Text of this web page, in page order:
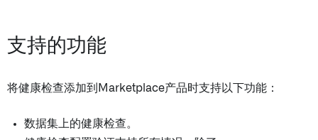
支持的功能
将健康检查添加到Marketplace产品时支持以下功能：
数据集上的健康检查。